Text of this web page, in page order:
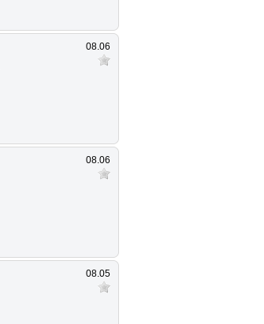
08.06
08.06
08.05